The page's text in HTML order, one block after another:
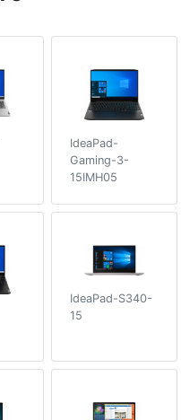
IdeaPad-
Gaming-3-
15IMH05
IdeaPad-S340-
15